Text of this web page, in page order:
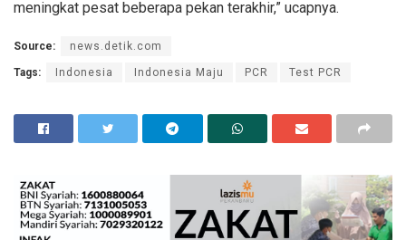
meningkat pesat beberapa pekan terakhir,” ucapnya.
Source: news.detik.com
Tags: Indonesia Indonesia Maju PCR Test PCR